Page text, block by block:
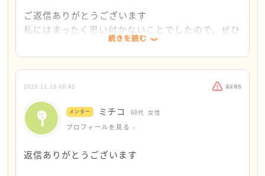
はどうでしょう。
と言いますのも、先日ある講演を聴きに行ったのです
が、仏教のお坊さんもキリスト教の牧師さんも一本筋
が通ったお話をされて素晴らしかったのです。
あとは死を受け入れるしかない患者さんへの対応等(ゆ
うさんの場合とは異なりますが)、お話を聴かせてもら
って、良い時間を過ごせたと私は思いました。
宗教なんて勧誘されたりしたらどうしよう？と思われ
ご返信ありがとうございます
私にはまったく思い付かないことでしたので、ぜひ
参考にさせていただきたいと思います
このような悩みに対し答えを考えてくださったこ
と、感謝いたします
続きを読む
2023.11.18 08:45 違反報告
メンター ミチコ 60代 女性
プロフィールを見る
返信ありがとうございます